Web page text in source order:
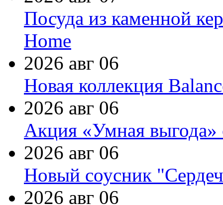
Посуда из каменной
Home
2026 авг 06
Новая коллекция
2026 авг 06
Акция «Умная выгода»
2026 авг 06
Новый соусник
2026 авг 06